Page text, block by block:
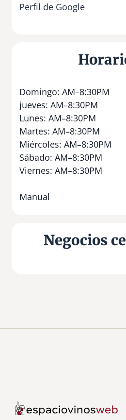
Perfil de Google
Domingo: AM–8:30PM
jueves: AM–8:30PM
Lunes: AM–8:30PM
Martes: AM–8:30PM
Miércoles: AM–8:30PM
Sábado: AM–8:30PM
Viernes: AM–8:30PM
Manual
Negocios